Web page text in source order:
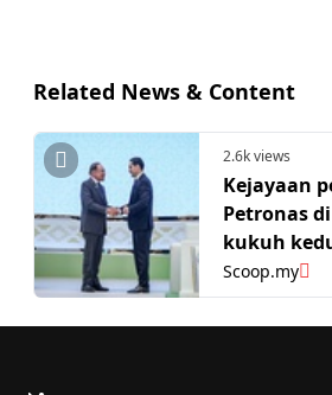
Related News & Content
2.6k views
Kejayaan
Petronas
kukuh
dalam
global
Scoop.my